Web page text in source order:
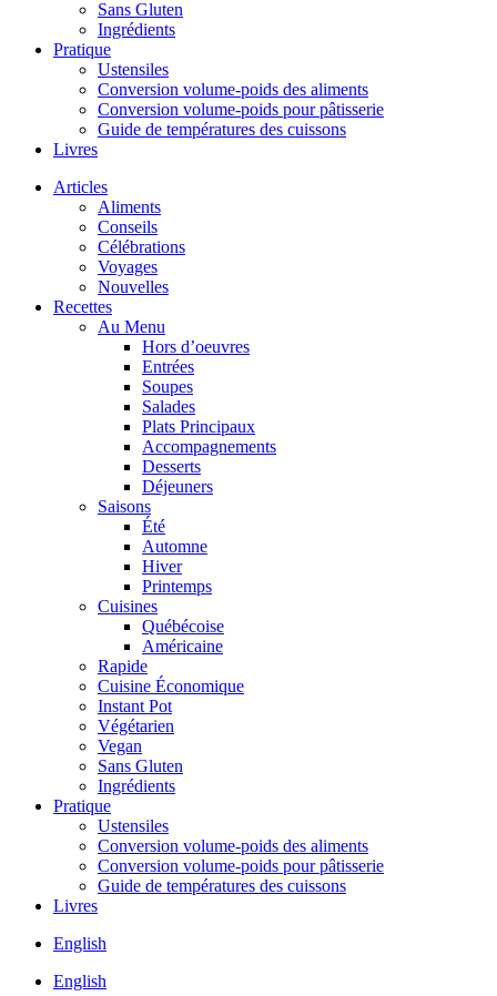
Sans Gluten
Ingrédients
Pratique
Ustensiles
Conversion volume-poids des aliments
Conversion volume-poids pour pâtisserie
Guide de températures des cuissons
Livres
Articles
Aliments
Conseils
Célébrations
Voyages
Nouvelles
Recettes
Au Menu
Hors d’oeuvres
Entrées
Soupes
Salades
Plats Principaux
Accompagnements
Desserts
Déjeuners
Saisons
Été
Automne
Hiver
Printemps
Cuisines
Québécoise
Américaine
Rapide
Cuisine Économique
Instant Pot
Végétarien
Vegan
Sans Gluten
Ingrédients
Pratique
Ustensiles
Conversion volume-poids des aliments
Conversion volume-poids pour pâtisserie
Guide de températures des cuissons
Livres
English
English